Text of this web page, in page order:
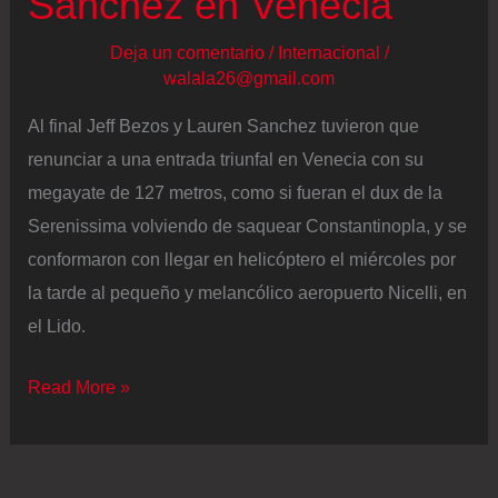
Deja un comentario / Internacional /
walala26@gmail.com
Al final Jeff Bezos y Lauren Sanchez tuvieron que
renunciar a una entrada triunfal en Venecia con su
megayate de 127 metros, como si fueran el dux de la
Serenissima volviendo de saquear Constantinopla, y se
conformaron con llegar en helicóptero el miércoles por
la tarde al pequeño y melancólico aeropuerto Nicelli, en
el Lido.
Empieza
Read More »